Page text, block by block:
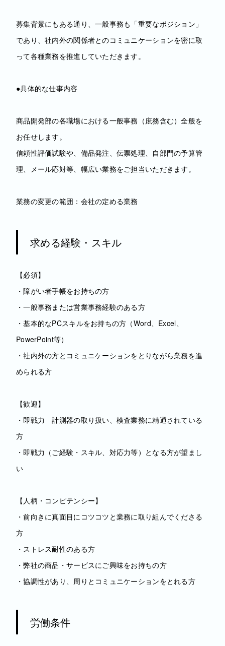
募集背景にもある通り、一般事務も「重要なポジション」
であり、社内外の関係者とのコミュニケーションを密に取
って各種業務を推進していただきます。
●具体的な仕事内容
商品開発部の各職場における一般事務（庶務含む）全般を
お任せします。
信頼性評価試験や、備品発注、伝票処理、自部門の予算管
理、メール応対等、幅広い業務をご担当いただきます。
業務の変更の範囲：会社の定める業務
求める経験・スキル
【必須】
・障がい者手帳をお持ちの方
・一般事務または営業事務経験のある方
・基本的なPCスキルをお持ちの方（Word、Excel、
PowerPoint等）
・社内外の方とコミュニケーションをとりながら業務を進
められる方
【歓迎】
・即戦力 計測器の取り扱い、検査業務に精通されている
方
・即戦力（ご経験・スキル、対応力等）となる方が望まし
い
【人柄・コンピテンシー】
・前向きに真面目にコツコツと業務に取り組んでくださる
方
・ストレス耐性のある方
・弊社の商品・サービスにご興味をお持ちの方
・協調性があり、周りとコミュニケーションをとれる方
労働条件